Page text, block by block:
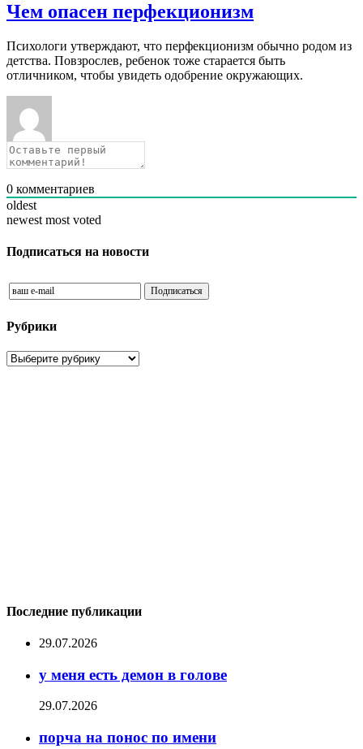
Чем опасен перфекционизм
Психологи утверждают, что перфекционизм обычно родом из
детства. Повзрослев, ребенок тоже старается быть
отличником, чтобы увидеть одобрение окружающих.
0 комментариев
oldest
newest most voted
Подписаться на новости
Рубрики
Рубрики
Последние публикации
29.07.2026
у меня есть демон в голове
29.07.2026
порча на понос по имени